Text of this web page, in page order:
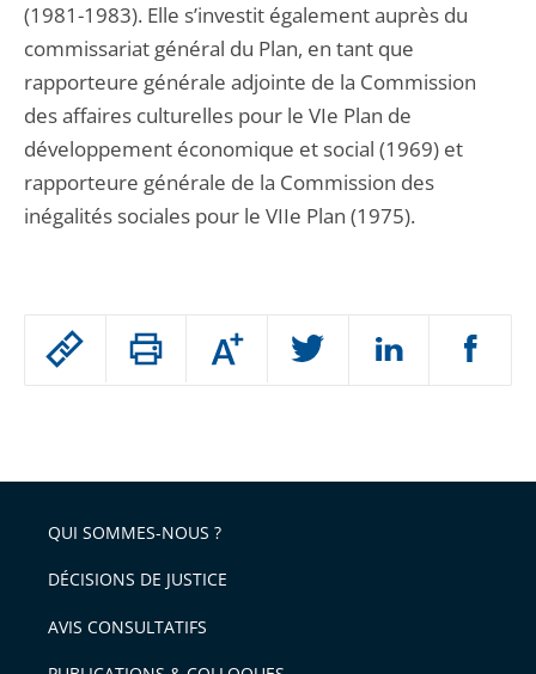
Passer
arriver
après
Augmenter
ou
l'article
pour
avant
(1981-1983). Elle s’investit également auprès du
commissariat général du Plan, en tant que
rapporteure générale adjointe de la Commission
des affaires culturelles pour le VIe Plan de
développement économique et social (1969) et
rapporteure générale de la Commission des
inégalités sociales pour le VIIe Plan (1975).
QUI SOMMES-NOUS ?
DÉCISIONS DE JUSTICE
AVIS CONSULTATIFS